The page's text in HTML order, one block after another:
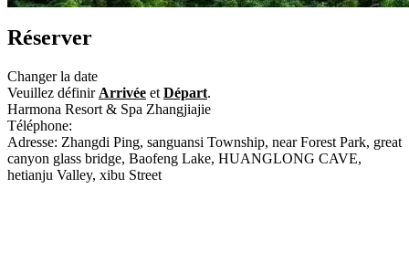
Réserver
Changer la date
Veuillez définir Arrivée et Départ.
Harmona Resort & Spa Zhangjiajie
Téléphone:
Adresse: Zhangdi Ping, sanguansi Township, near Forest Park, great
canyon glass bridge, Baofeng Lake, HUANGLONG CAVE,
hetianju Valley, xibu Street